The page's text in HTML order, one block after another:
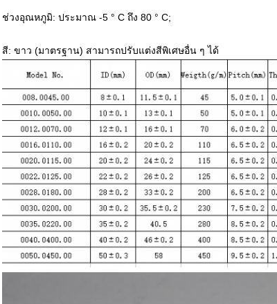
ช่วงอุณหภูมิ: ประมาณ -5 ° C ถึง 80 ° C;
สี: ขาว (มาตรฐาน) สามารถปรับแต่งสีพิเศษอื่น ๆ ได้